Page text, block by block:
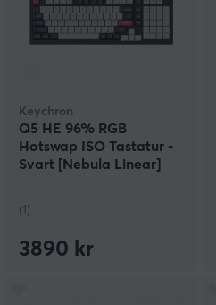
Keychron
Q5 HE 96% RGB
Hotswap ISO Tastatur -
Svart [Nebula Linear]
(1)
3890 kr